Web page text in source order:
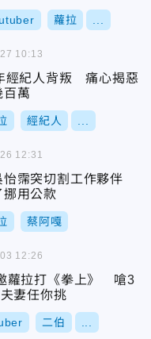
蘿拉
經紀人背叛 痛心揭惡
百萬
經紀人
10:13
怡霈突切割工作夥伴
用公款
蔡阿嘎
12:31
蘿拉打《拳上》 嗆3
妻任你挑
二伯
12:26